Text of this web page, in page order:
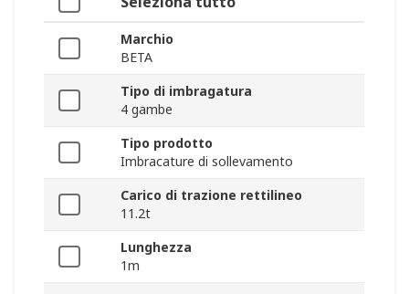
Marchio
BETA
Tipo di imbragatura
4 gambe
Tipo prodotto
Imbracature di sollevamento
Carico di trazione rettilineo
11.2t
Lunghezza
1m